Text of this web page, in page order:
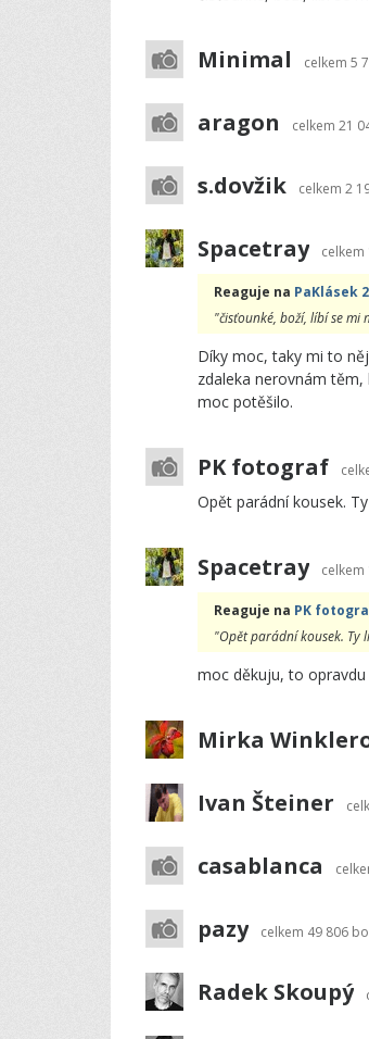
Minimal celkem 5
aragon celkem 21
s.dovžik celkem 2
Spacetray celkem
Reaguje na PaKlásek
"čisťounké, boží, líbí se mi
Díky moc, taky mi to
zdaleka nerovnám
moc potěšilo.
PK fotograf
Opět parádní kousek.
Spacetray celkem
Reaguje na PK
"Opět parádní kousek. Ty
moc děkuju, to opravdu
Mirka
Ivan Šteiner
casablanca
pazy celkem 49 806
Radek Skoupý